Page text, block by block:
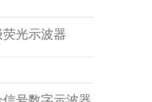
光示波器